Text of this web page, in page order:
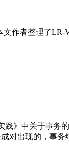
作者整理了LR-
践》中关于事务
对出现的，事